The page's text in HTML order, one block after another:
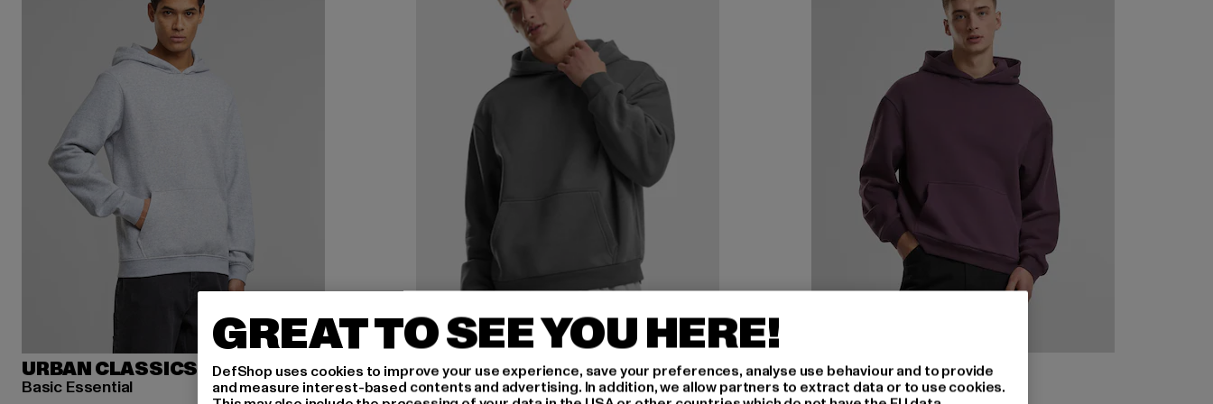
URBAN CLASSICS
Basic Essential
URBAN CLASSICS
Fluffy Hoody
GREAT TO SEE YOU HERE!
DefShop uses cookies to improve your use experience, save your preferences, analyse use behaviour and to provide
and measure interest-based contents and advertising. In addition, we allow partners to extract data or to use cookies.